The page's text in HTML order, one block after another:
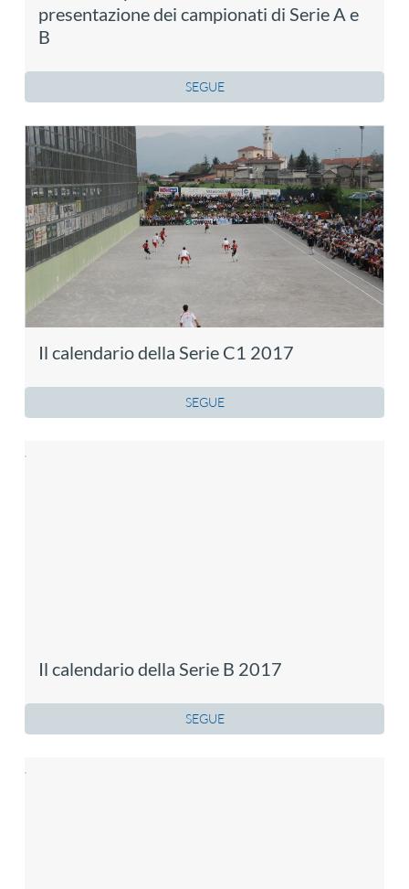
presentazione dei campionati di Serie A e
B
SEGUE
Il calendario della Serie C1 2017
SEGUE
Il calendario della Serie B 2017
SEGUE